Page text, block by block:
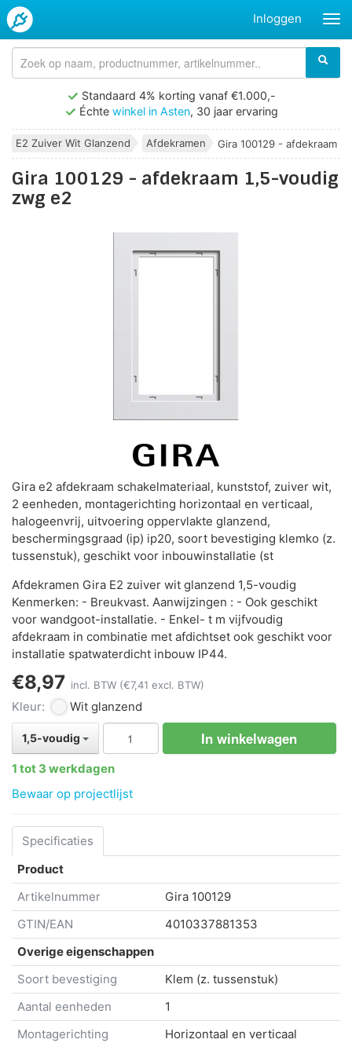
Inloggen
Standaard 4% korting vanaf €1.000,-
Échte winkel in Asten, 30 jaar ervaring
E2 Zuiver Wit Glanzend Afdekramen Gira 100129 - afdekraam
Gira 100129 - afdekraam 1,5-voudig
zwg e2
Gira e2 afdekraam schakelmateriaal, kunststof, zuiver wit,
2 eenheden, montagerichting horizontaal en verticaal,
halogeenvrij, uitvoering oppervlakte glanzend,
beschermingsgraad (ip) ip20, soort bevestiging klemko (z.
tussenstuk), geschikt voor inbouwinstallatie (st
Afdekramen Gira E2 zuiver wit glanzend 1,5-voudig
Kenmerken: - Breukvast. Aanwijzingen : - Ook geschikt
voor wandgoot-installatie. - Enkel- t m vijfvoudig
afdekraam in combinatie met afdichtset ook geschikt voor
installatie spatwaterdicht inbouw IP44.
€8,97 incl. BTW (€7,41 excl. BTW)
Kleur: Wit glanzend
1,5-voudig In winkelwagen
1 tot 3 werkdagen
Bewaar op projectlijst
Specificaties
Product
Artikelnummer
Gira 100129
GTIN/EAN
4010337881353
Overige eigenschappen
Soort bevestiging
Klem (z. tussenstuk)
Aantal eenheden
1
Montagerichting
Horizontaal en verticaal